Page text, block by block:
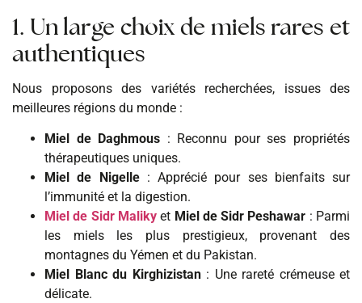
1. Un large choix de miels rares et
authentiques
Nous proposons des variétés recherchées, issues des
meilleures régions du monde :
Miel de Daghmous : Reconnu pour ses propriétés
thérapeutiques uniques.
Miel de Nigelle: Apprécié pour ses bienfaits sur
l’immunité et la digestion.
Miel de Sidr Malikyet Miel de Sidr Peshawar : Parmi
les miels les plus prestigieux, provenant des
montagnes du Yémen et du Pakistan.
Miel Blanc du Kirghizistan: Une rareté crémeuse et
délicate.